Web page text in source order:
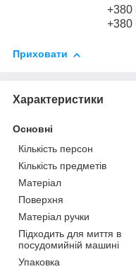
+380
+380
Приховати
Характеристики
Основні
Кількість персон
Кількість предметів
Матеріал
Поверхня
Матеріал ручки
Підходить для миття в
посудомийній машині
Упаковка